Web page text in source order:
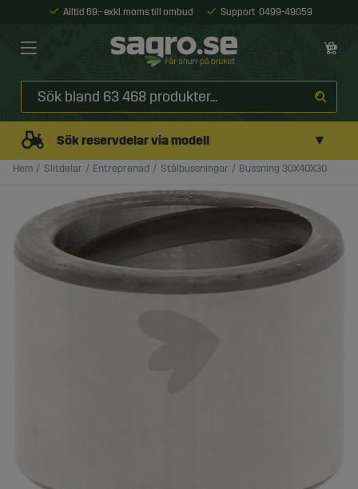
Alltid 69:- exkl. moms till ombud Support 0499-49059
Sök reservdelar via modell ▼
Hem Slitdelar Entreprenad Stålbussningar Bussning 30X40X30